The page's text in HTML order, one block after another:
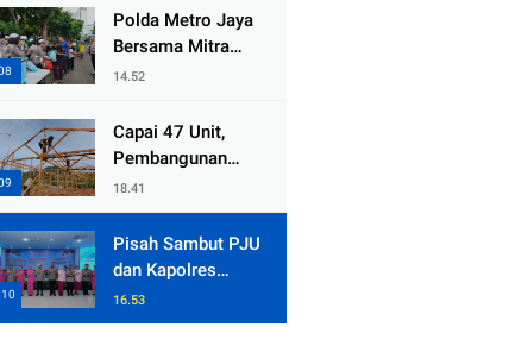
Sembako dan
Sling Baja ke
Polda Metro Jaya
Bersama Mitra
Gelar Jumat
Kepedulian Sosial
14.52
Capai 47 Unit,
Pembangunan
Huntara Sat
Brimob Polda
Sumbar Terus
Berjalan di Pauh
18.41
Pisah Sambut PJU
dan Kapolres
Jajaran, Kapolda
Metro Jaya
16.53